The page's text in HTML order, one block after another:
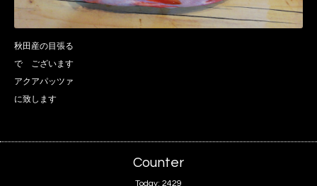
秋田産の目張る
で ございます
アクアパッツァ
に致します
Counter
Today: 2429